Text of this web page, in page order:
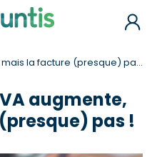
la facture (presque) pas !
augmente,
pas !